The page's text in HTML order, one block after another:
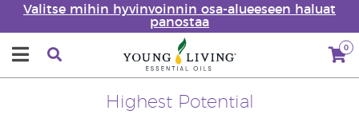
Valitse mihin hyvinvoinnin osa-alueeseen haluat
panostaa
0
Highest Potential